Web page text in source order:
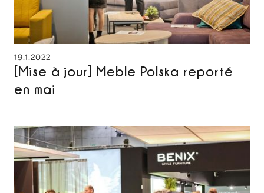
19.1.2022
[Mise à jour] Meble Polska reporté
en mai